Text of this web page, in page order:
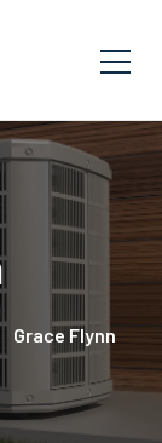
Grace Flynn